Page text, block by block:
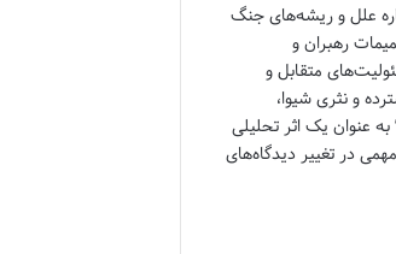
درباره علل و ریشه‌های جنگ
رهبران و
متقابل و
و نثری شیوا،
عنوان یک اثر تحلیلی
در تغییر دیدگاه‌های